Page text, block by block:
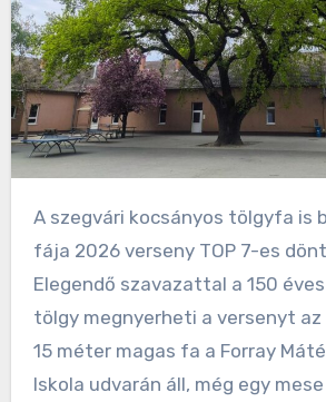
A szegvári kocsányos tölgyfa is bekerült az Év
fája 2026 verseny TOP 7-es
Elegendő szavazattal a 150
tölgy megnyerheti a versenyt
15 méter magas fa a Forray
Iskola udvarán áll, még egy